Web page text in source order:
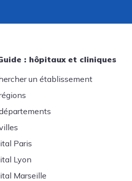
: hôpitaux et cliniques
un établissement
Paris
Lyon
Marseille